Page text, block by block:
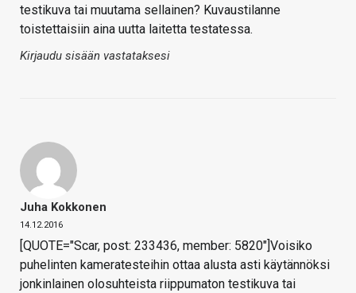
testikuva tai muutama sellainen? Kuvaustilanne
toistettaisiin aina uutta laitetta testatessa.
Kirjaudu sisään vastataksesi
Juha Kokkonen
14.12.2016
[QUOTE="Scar, post: 233436, member: 5820"]Voisiko
puhelinten kameratesteihin ottaa alusta asti käytännöksi
jonkinlainen olosuhteista riippumaton testikuva tai